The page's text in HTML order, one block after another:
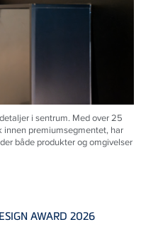
i sentrum. Med over 25
innen premiumsegmentet, har
både produkter og omgivelser
AWARD 2026